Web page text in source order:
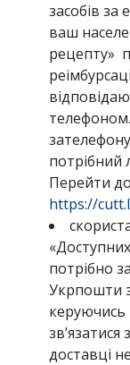
засобів за
ваш
рецепту»
потрібний
Перейти
https://
потрібно
Укрпошти
керуючись
доставці